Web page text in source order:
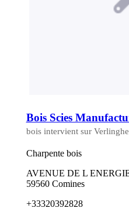
Bois Scies
bois intervient sur
Charpente bois
AVENUE DE L
59560 Comines
+33320392828